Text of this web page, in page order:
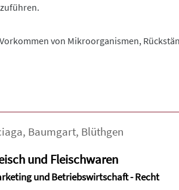
von Mikroorganismen,
, Baumgart, Blüthgen
und Fleischwaren
und Betriebswirtschaft - Recht